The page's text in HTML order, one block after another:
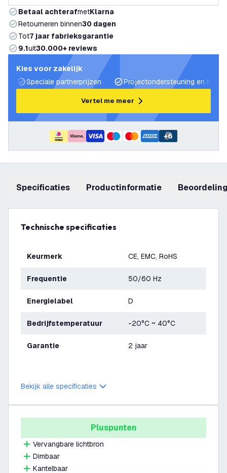
Betaal achterafmetKlarna
Retourneren binnen30 dagen
Tot7 jaar fabrieksgarantie
9.1uit30.000+ reviews
Kies voor zakelijk
Speciale partnerprijzen
Projectondersteuning en
Vertel me meer
+6
Specificaties productinformatie
Technische specificaties
Keurmerk CE, EMC, RoHS
Frequentie 50/60 Hz
Energielabel D
Bedrijfstemperatuur -20°C ~ 40°C
Garantie 2 jaar
Bekijk alle specificaties
Pluspunten
Vervangbare lichtbron
Dimbaar
Kantelbaar